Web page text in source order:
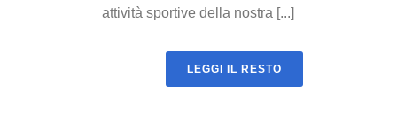
attività sportive della nostra [...]
LEGGI IL RESTO